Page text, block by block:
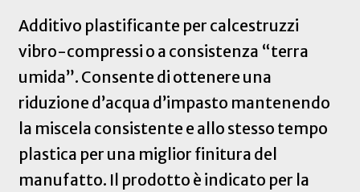
Additivo plastificante per calcestruzzi
vibro-compressi o a consistenza “terra
umida”. Consente di ottenere una
riduzione d’acqua d’impasto mantenendo
la miscela consistente e allo stesso tempo
plastica per una miglior finitura del
manufatto. Il prodotto è indicato per la